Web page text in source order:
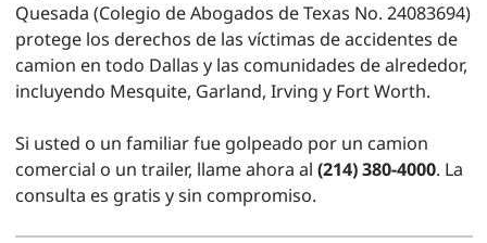
Quesada (Colegio de Abogados de Texas No. 24083694)
protege los derechos de las víctimas de accidentes de
camion en todo Dallas y las comunidades de alrededor,
incluyendo Mesquite, Garland, Irving y Fort Worth.
Si usted o un familiar fue golpeado por un camion
comercial o un trailer, llame ahora al (214) 380-4000. La
consulta es gratis y sin compromiso.